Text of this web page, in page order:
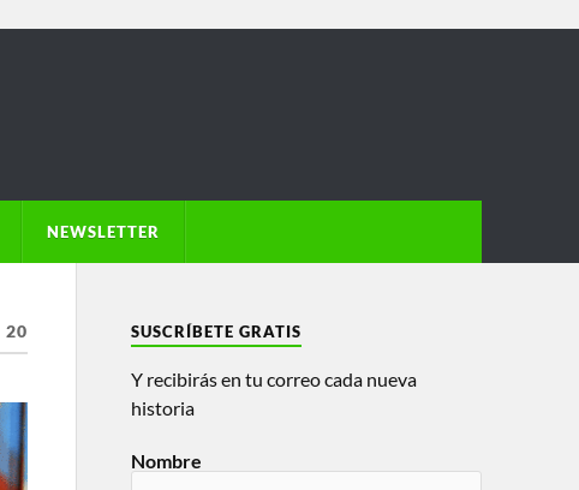
NEWSLETTER
20 SUSCRÍBETE GRATIS
Y recibirás en tu correo cada nueva
historia
Nombre